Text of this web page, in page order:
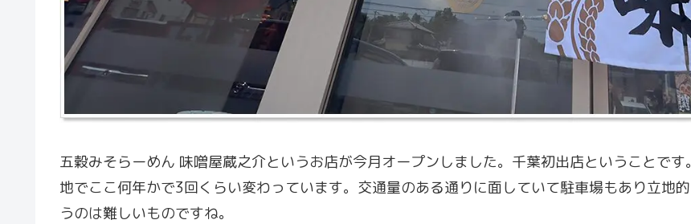
五穀みそらーめん 味噌屋蔵之介というお店が今月オープンしました。千葉初出店ということで
地でここ何年かで3回くらい変わっています。交通量のある通りに面していて駐車場もあり立地
うのは難しいものですね。